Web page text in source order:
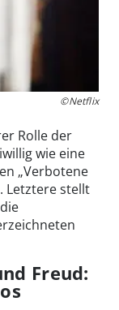
©Netflix
Rolle der
wie eine
„Verbotene
Letztere stellt
Freud: